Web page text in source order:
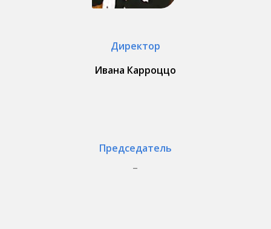
Директор
Ивана Карроццо
Председатель